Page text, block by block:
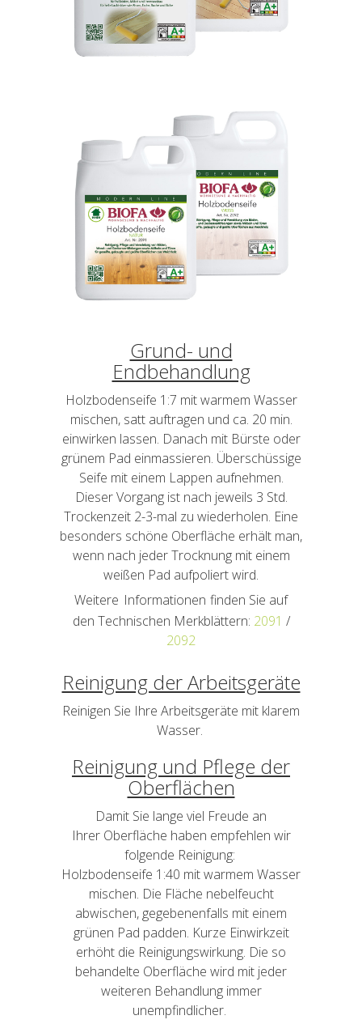
Grund- und
Endbehandlung
Holzbodenseife 1:7 mit warmem Wasser
mischen, satt auftragen und ca. 20 min.
einwirken lassen. Danach mit Bürste oder
grünem Pad einmassieren. Überschüssige
Seife mit einem Lappen aufnehmen.
Dieser Vorgang ist nach jeweils 3 Std.
Trockenzeit 2-3-mal zu wiederholen. Eine
besonders schöne Oberfläche erhält man,
wenn nach jeder Trocknung mit einem
weißen Pad aufpoliert wird.
Weitere Informationen finden Sie auf
den Technischen Merkblättern: 2091 /
2092
Reinigung der Arbeitsgeräte
Reinigen Sie Ihre Arbeitsgeräte mit klarem
Wasser.
Reinigung und Pflege der
Oberflächen
Damit Sie lange viel Freude an
Ihrer Oberfläche haben empfehlen wir
folgende Reinigung:
Holzbodenseife 1:40 mit warmem Wasser
mischen. Die Fläche nebelfeucht
abwischen, gegebenenfalls mit einem
grünen Pad padden. Kurze Einwirkzeit
erhöht die Reinigungswirkung. Die so
behandelte Oberfläche wird mit jeder
weiteren Behandlung immer
unempfindlicher.